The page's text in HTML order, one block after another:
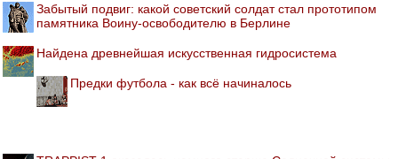
Забытый подвиг: какой советский солдат стал прототипом
памятника Воину-освободителю в Берлине
Найдена древнейшая искусственная гидросистема
Предки футбола - как всё начиналось